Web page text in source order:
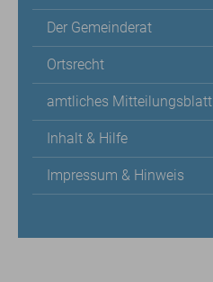
Der Gemeinderat
Ortsrecht
amtliches Mitteilungsblatt
Inhalt & Hilfe
Impressum & Hinweis